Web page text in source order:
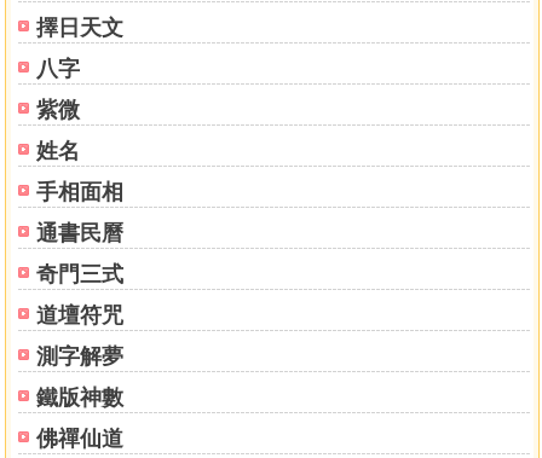
擇日天文
八字
紫微
姓名
手相面相
通書民曆
奇門三式
道壇符咒
測字解夢
鐵版神數
佛禪仙道